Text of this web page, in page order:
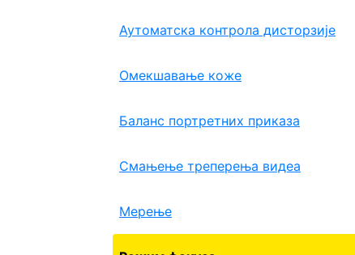
Аутоматска контрола дисторзије
Омекшавање коже
Баланс портретних приказа
Смањење треперења видеа
Мерење